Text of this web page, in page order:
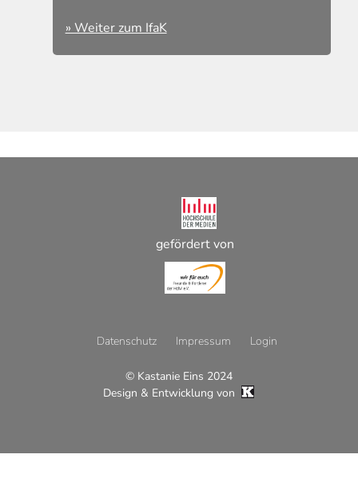
» Weiter zum IfaK
gefördert von
Datenschutz Impressum Login
© Kastanie Eins 2024
Design & Entwicklung von